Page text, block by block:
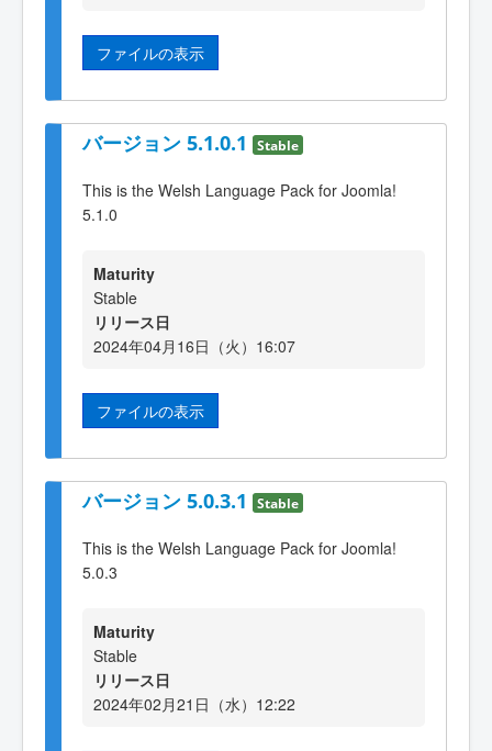
ファイルの表示
バージョン 5.1.0.1 Stable
This is the Welsh Language Pack for Joomla!
5.1.0
Maturity
Stable
リリース日
2024年04月16日（火）16:07
ファイルの表示
バージョン 5.0.3.1 Stable
This is the Welsh Language Pack for Joomla!
5.0.3
Maturity
Stable
リリース日
2024年02月21日（水）12:22